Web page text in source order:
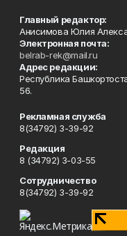
Главный редактор:
Анисимова Юлия
Электронная почта:
belrab-rek@mail.ru
Адрес редакции:
Республика
56.
Рекламная служба
8(34792) 3-39-92
Редакция
8 (34792) 3-03-55
Сотрудничество
8(34792) 3-39-92